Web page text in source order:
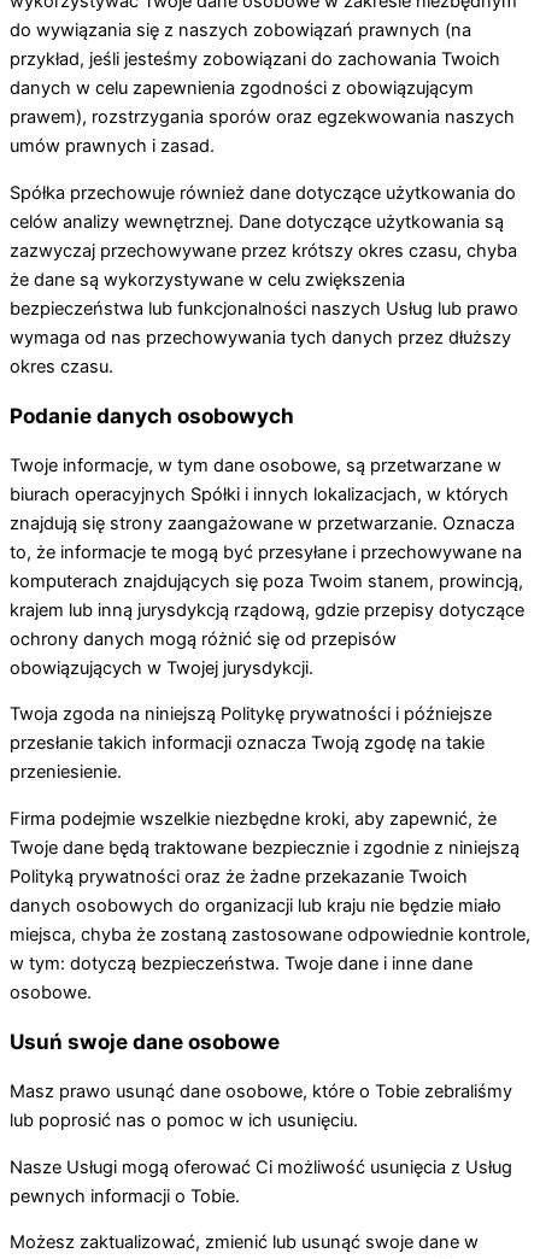
do wywiązania się z naszych zobowiązań prawnych (na
przykład, jeśli jesteśmy zobowiązani do zachowania Twoich
danych w celu zapewnienia zgodności z obowiązującym
prawem), rozstrzygania sporów oraz egzekwowania naszych
umów prawnych i zasad.
Spółka przechowuje również dane dotyczące użytkowania do
celów analizy wewnętrznej. Dane dotyczące użytkowania są
zazwyczaj przechowywane przez krótszy okres czasu, chyba
że dane są wykorzystywane w celu zwiększenia
bezpieczeństwa lub funkcjonalności naszych Usług lub prawo
wymaga od nas przechowywania tych danych przez dłuższy
okres czasu.
Podanie danych osobowych
Twoje informacje, w tym dane osobowe, są przetwarzane w
biurach operacyjnych Spółki i innych lokalizacjach, w których
znajdują się strony zaangażowane w przetwarzanie. Oznacza
to, że informacje te mogą być przesyłane i przechowywane na
komputerach znajdujących się poza Twoim stanem, prowincją,
krajem lub inną jurysdykcją rządową, gdzie przepisy dotyczące
ochrony danych mogą różnić się od przepisów
obowiązujących w Twojej jurysdykcji.
Twoja zgoda na niniejszą Politykę prywatności i późniejsze
przesłanie takich informacji oznacza Twoją zgodę na takie
przeniesienie.
Firma podejmie wszelkie niezbędne kroki, aby zapewnić, że
Twoje dane będą traktowane bezpiecznie i zgodnie z niniejszą
Polityką prywatności oraz że żadne przekazanie Twoich
danych osobowych do organizacji lub kraju nie będzie miało
miejsca, chyba że zostaną zastosowane odpowiednie kontrole,
w tym: dotyczą bezpieczeństwa. Twoje dane i inne dane
osobowe.
Usuń swoje dane osobowe
Masz prawo usunąć dane osobowe, które o Tobie zebraliśmy
lub poprosić nas o pomoc w ich usunięciu.
Nasze Usługi mogą oferować Ci możliwość usunięcia z Usług
pewnych informacji o Tobie.
Możesz zaktualizować, zmienić lub usunąć swoje dane w